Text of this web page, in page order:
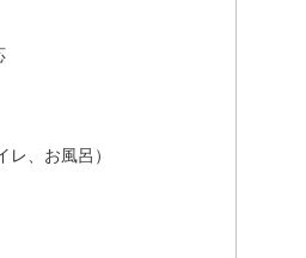
レ、お風呂）